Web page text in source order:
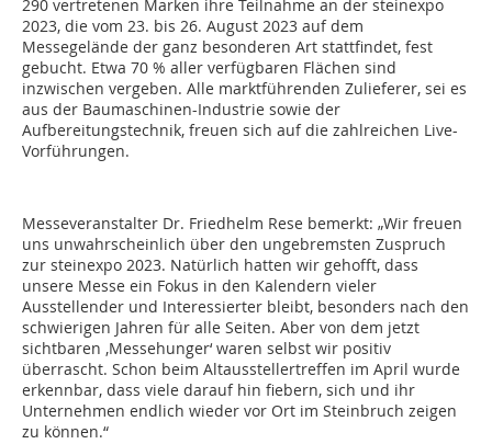
290 vertretenen Marken ihre Teilnahme an der steinexpo
2023, die vom 23. bis 26. August 2023 auf dem
Messegelände der ganz besonderen Art stattfindet, fest
gebucht. Etwa 70 % aller verfügbaren Flächen sind
inzwischen vergeben. Alle marktführenden Zulieferer, sei es
aus der Baumaschinen-Industrie sowie der
Aufbereitungstechnik, freuen sich auf die zahlreichen Live-
Vorführungen.
Messeveranstalter Dr. Friedhelm Rese bemerkt: „Wir freuen
uns unwahrscheinlich über den ungebremsten Zuspruch
zur steinexpo 2023. Natürlich hatten wir gehofft, dass
unsere Messe ein Fokus in den Kalendern vieler
Ausstellender und Interessierter bleibt, besonders nach den
schwierigen Jahren für alle Seiten. Aber von dem jetzt
sichtbaren ‚Messehunger‘ waren selbst wir positiv
überrascht. Schon beim Altausstellertreffen im April wurde
erkennbar, dass viele darauf hin fiebern, sich und ihr
Unternehmen endlich wieder vor Ort im Steinbruch zeigen
zu können.“